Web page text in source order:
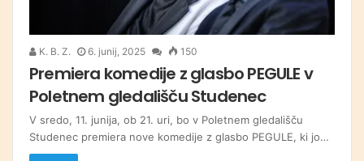
K. B. Z. 6. junij, 2025 150
Premiera komedije z glasbo PEGULE v
Poletnem gledališču Studenec
V sredo, 11. junija, ob 21. uri, bo v Poletnem gledališču
Studenec premiera nove komedije z glasbo PEGULE, ki jo…